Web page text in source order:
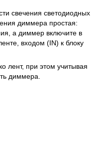
свечения светодиодных
диммера простая:
а диммер включите в
входом (IN) к блоку
лент, при этом учитывая
диммера.